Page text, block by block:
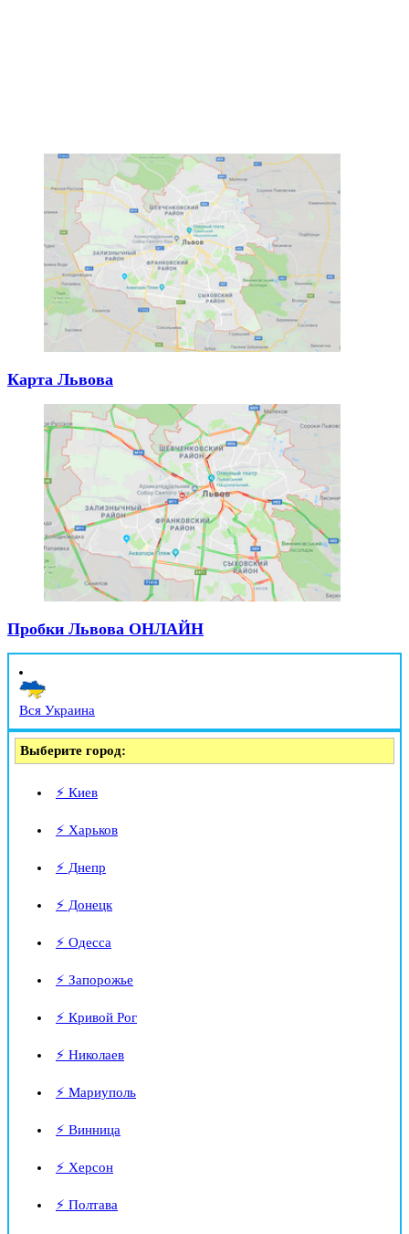
Карта Львова
Пробки Львова ОНЛАЙН
Вся Украина
Выберите город:
⚡ Киев
⚡ Харьков
⚡ Днепр
⚡ Донецк
⚡ Одесса
⚡ Запорожье
⚡ Кривой Рог
⚡ Николаев
⚡ Мариуполь
⚡ Винница
⚡ Херсон
⚡ Полтава